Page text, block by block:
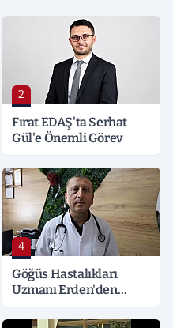
2
Fırat EDAŞ'ta Serhat
Gül'e Önemli Görev
4
Göğüs Hastalıkları
Uzmanı Erden'den